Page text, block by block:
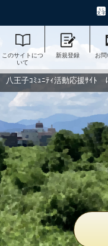
このサイトにつ
いて
新規登録 お
八王子ｺﾐｭﾆﾃｨ活動応援ｻｲﾄ